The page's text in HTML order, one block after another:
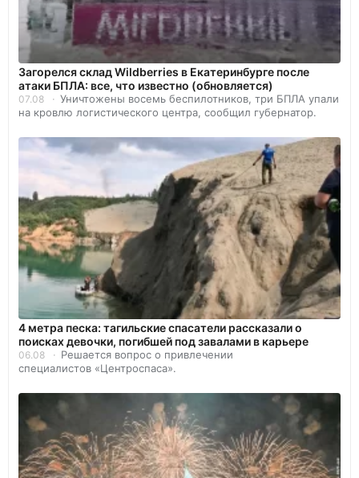
Загорелся склад Wildberries в Екатеринбурге после
атаки БПЛА: все, что известно (обновляется)
07.08
Уничтожены восемь беспилотников, три БПЛА упали
на кровлю логистического центра, сообщил губернатор.
4 метра песка: тагильские спасатели рассказали о
поисках девочки, погибшей под завалами в карьере
06.08
Решается вопрос о привлечении
специалистов «Центроспаса».